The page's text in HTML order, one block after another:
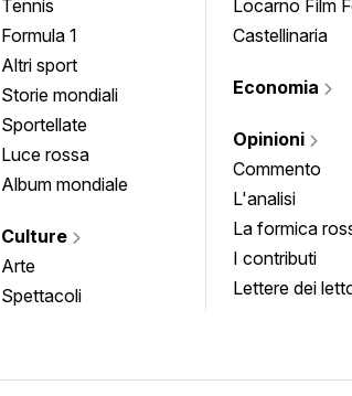
Tennis
Formula 1
Altri sport
Storie mondiali
Sportellate
Luce rossa
Album mondiale
Culture
Arte
Spettacoli
Locarno Film
Castellinaria
Economia
Opinioni
Commento
L'analisi
La formica
I contributi
Lettere dei